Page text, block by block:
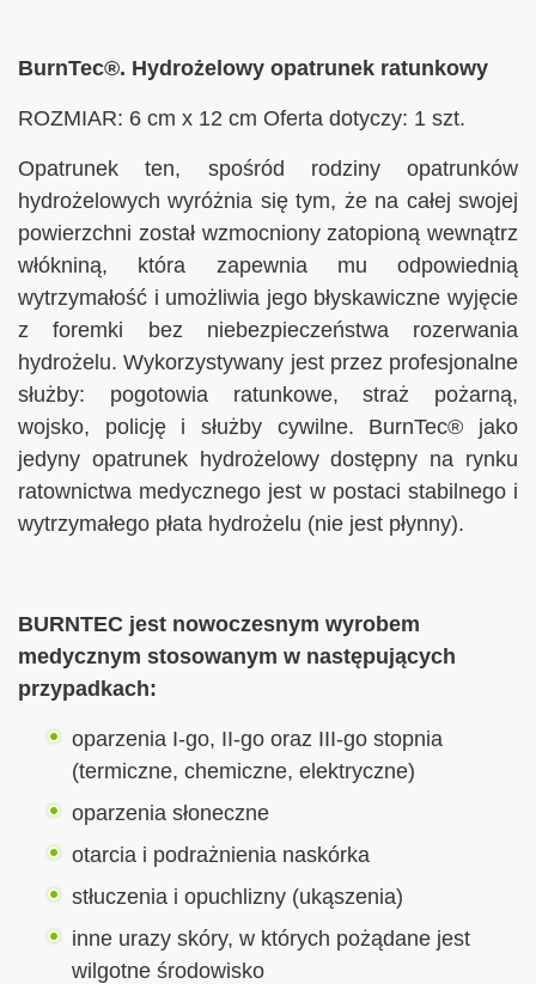
BurnTec®. Hydrożelowy opatrunek ratunkowy
ROZMIAR: 6 cm x 12 cm Oferta dotyczy: 1 szt.
Opatrunek ten, spośród rodziny opatrunków
hydrożelowych wyróżnia się tym, że na całej swojej
powierzchni został wzmocniony zatopioną wewnątrz
włókniną, która zapewnia mu odpowiednią
wytrzymałość i umożliwia jego błyskawiczne wyjęcie
z foremki bez niebezpieczeństwa rozerwania
hydrożelu. Wykorzystywany jest przez profesjonalne
służby: pogotowia ratunkowe, straż pożarną,
wojsko, policję i służby cywilne. BurnTec® jako
jedyny opatrunek hydrożelowy dostępny na rynku
ratownictwa medycznego jest w postaci stabilnego i
wytrzymałego płata hydrożelu (nie jest płynny).
BURNTEC jest nowoczesnym wyrobem
medycznym stosowanym w następujących
przypadkach:
oparzenia I-go, II-go oraz III-go stopnia
(termiczne, chemiczne, elektryczne)
oparzenia słoneczne
otarcia i podrażnienia naskórka
stłuczenia i opuchlizny (ukąszenia)
inne urazy skóry, w których pożądane jest
wilgotne środowisko